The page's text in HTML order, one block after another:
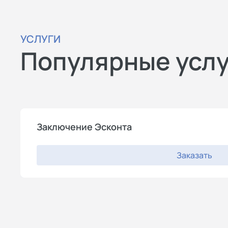
УСЛУГИ
Популярные
Заключение Эсконта
Заказать